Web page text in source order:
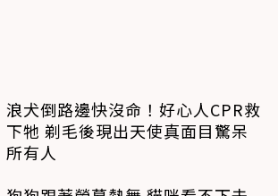
浪犬倒路邊快沒命！好心人CPR救
下牠 剃毛後現出天使真面目驚呆
所有人